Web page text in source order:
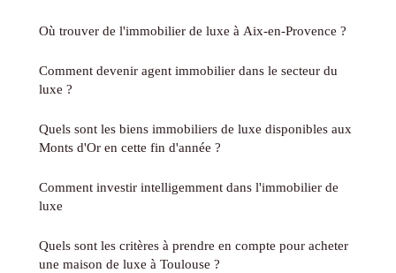
Où trouver de l'immobilier de luxe à Aix-en-Provence ?
Comment devenir agent immobilier dans le secteur du
luxe ?
Quels sont les biens immobiliers de luxe disponibles aux
Monts d'Or en cette fin d'année ?
Comment investir intelligemment dans l'immobilier de
luxe
Quels sont les critères à prendre en compte pour acheter
une maison de luxe à Toulouse ?